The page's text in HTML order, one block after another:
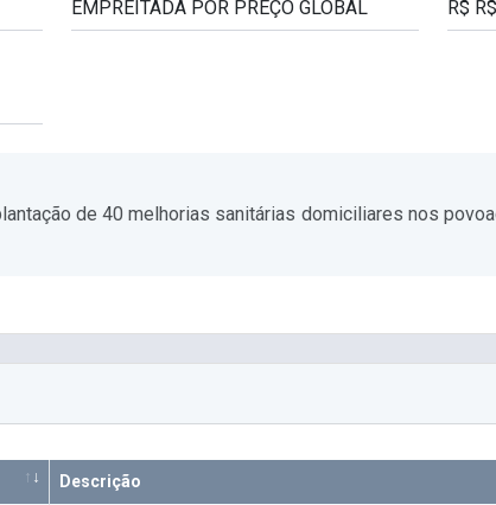
de 40 melhorias sanitárias domiciliares nos
Descrição